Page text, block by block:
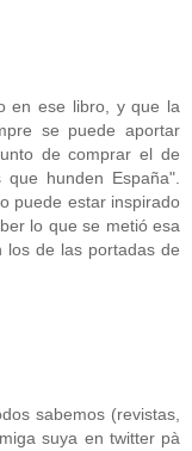
en ese libro, y que la
se puede aportar
de comprar el de
hunden España".
puede estar inspirado
lo que se metió esa
los de las portadas de
sabemos (revistas,
suya en twitter pà